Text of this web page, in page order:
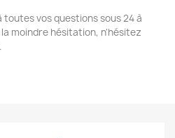
vos questions sous 24 à
moindre hésitation, n'hésitez